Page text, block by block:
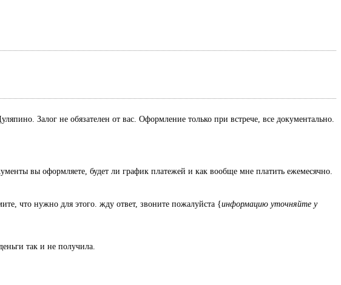
Залог не обязателен от вас. Оформление только при встрече, все документально.
вы оформляете, будет ли график платежей и как вообще мне платить ежемесячно.
что нужно для этого. жду ответ, звоните пожалуйста {информацию уточняйте у
так и не получила.